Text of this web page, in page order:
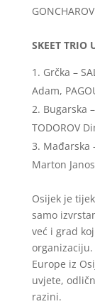
SKEET TRIO
Grčka –
Adam,
Bugarska
TODOROV
Mađarska
Marton Janos
Osijek je
samo
već i grad
Europe iz
uvjete,
razini.